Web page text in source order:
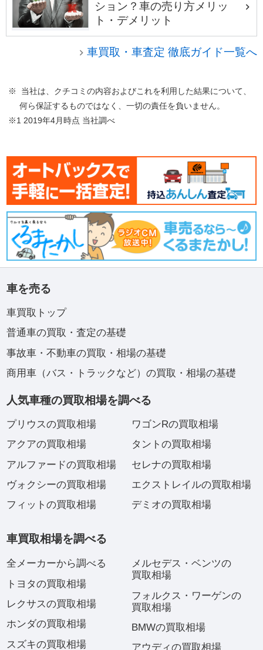
ション？車の売り方メリッ
ト・デメリット
車買取・車査定 徹底ガイド一覧へ
※ 当社は、クチコミの内容およびこれを利用した結果について、
何ら保証するものではなく、一切の責任を負いません。
※1 2019年4月時点 当社調べ
車を売る
車買取トップ
普通車の買取・査定の基礎
事故車・不動車の買取・相場の基礎
商用車（バス・トラックなど）の買取・相場の基礎
人気車種の買取相場を調べる
プリウスの買取相場
アクアの買取相場
アルファードの買取相場
ヴォクシーの買取相場
フィットの買取相場
ワゴンRの買取相場
タントの買取相場
セレナの買取相場
エクストレイルの買取相場
デミオの買取相場
車買取相場を調べる
全メーカーから調べる
トヨタの買取相場
レクサスの買取相場
ホンダの買取相場
スズキの買取相場
メルセデス・ベンツの
買取相場
フォルクス・ワーゲンの
買取相場
BMWの買取相場
アウディの買取相場